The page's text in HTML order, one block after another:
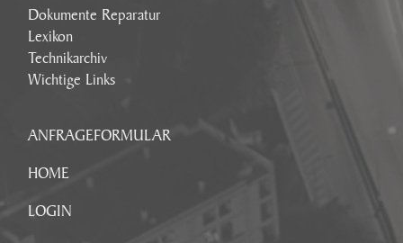
Dokumente Reparatur
Lexikon
Technikarchiv
Wichtige Links
ANFRAGEFORMULAR
HOME
LOGIN